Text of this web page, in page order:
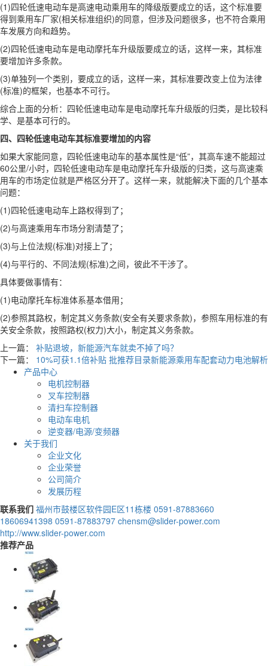
(1)四轮低速电动车是高速电动乘用车的降级版要成立的话，这个标准要
得到乘用车厂家(相关标准组织)的同意，但涉及问题很多，也不符合乘用
车发展方向和趋势。
(2)四轮低速电动车是电动摩托车升级版要成立的话，这样一来，其标准
要增加许多条款。
(3)单独列一个类别，要成立的话，这样一来，其标准要改变上位为法律
(标准)的框架，也基本不可行。
综合上面的分析：四轮低速电动车是电动摩托车升级版的归类，是比较科
学、是基本可行的。
四、四轮低速电动车其标准要增加的内容
如果大家能同意，四轮低速电动车的基本属性是“低”，其高车速不能超过
60公里/小时，四轮低速电动车是电动摩托车升级版的归类，这与高速乘
用车的市场定位就是严格区分开了。这样一来，就能解决下面的几个基本
问题：
(1)四轮低速电动车上路权得到了；
(2)与高速乘用车市场分割清楚了；
(3)与上位法规(标准)对接上了；
(4)与平行的、不同法规(标准)之间，彼此不干涉了。
具体要做事情有：
(1)电动摩托车标准体系基本借用；
(2)参照其路权，制定其义务条款(安全有关要求条款)，参照车用标准的有
关安全条款，按照路权(权力)大小，制定其义务条款。
上一篇： 补贴退坡，新能源汽车就卖不掉了吗？
下一篇： 10%可获1.1倍补贴 批推荐目录新能源乘用车配套动力电池解析
产品中心
电机控制器
叉车控制器
清扫车控制器
电动车电机
逆变器/电源/变频器
关于我们
企业文化
企业荣誉
公司简介
发展历程
联系我们 福州市鼓楼区软件园E区11栋楼 0591-87883660
18606941398 0591-87883797 chensm@slider-power.com
http://www.slider-power.com
推荐产品